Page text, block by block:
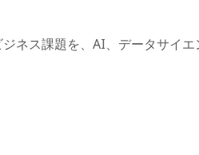
ネス課題を、AI、データサイ